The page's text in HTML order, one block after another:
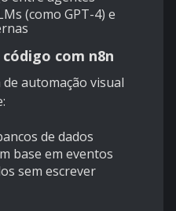
(como GPT-4) e
com n8n
automação visual
de dados
base em eventos
sem escrever